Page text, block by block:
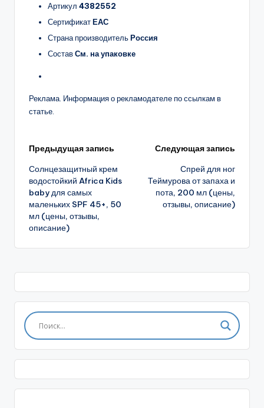
Артикул 4382552
СертификатЕАС
Страна производительРоссия
СоставСм. на упаковке
Реклама. Информация о рекламодателе по ссылкам в
статье.
Навигация
записи
Предыдущая запись
Солнцезащитный крем
водостойкий Africa Kids
baby для самых
маленьких SPF 45+, 50
мл (цены, отзывы,
описание)
Следующая запись
Спрей для ног
Теймурова от запаха и
пота, 200 мл (цены,
отзывы, описание)